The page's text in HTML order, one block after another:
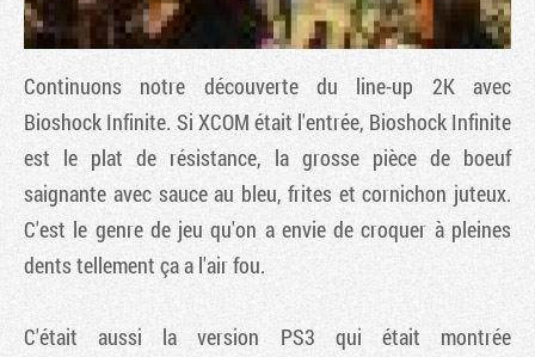
Continuons notre découverte du line-up 2K avec
Bioshock Infinite. Si XCOM était l'entrée, Bioshock Infinite
est le plat de résistance, la grosse pièce de boeuf
saignante avec sauce au bleu, frites et cornichon juteux.
C'est le genre de jeu qu'on a envie de croquer à pleines
dents tellement ça a l'air fou.
C'était aussi la version PS3 qui était montrée